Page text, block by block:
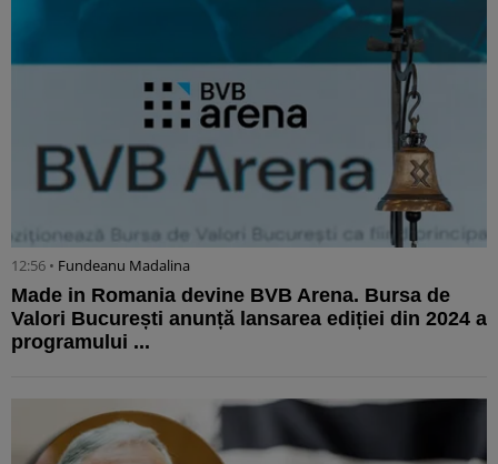
12:56 • Fundeanu Madalina
Made in Romania devine BVB Arena. Bursa de
Valori București anunță lansarea ediției din 2024 a
programului ...